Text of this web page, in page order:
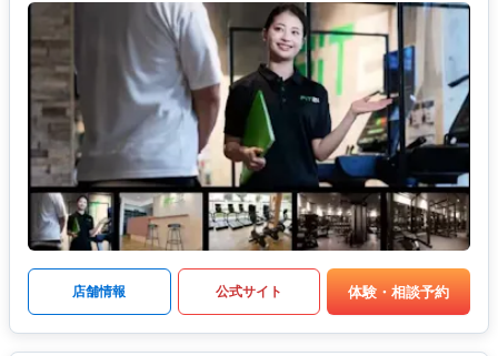
店舗情報 公式サイト 体験・相談予約